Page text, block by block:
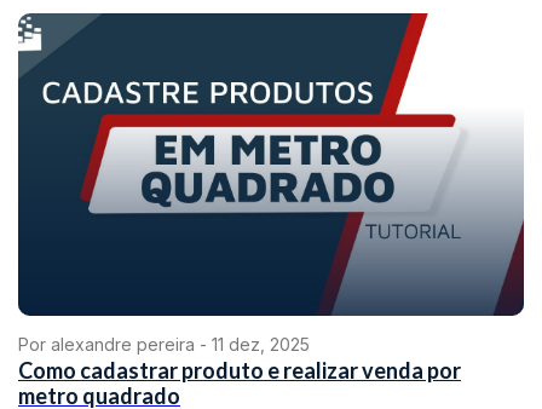
Por alexandre pereira - 11 dez, 2025
Como cadastrar produto e realizar venda por
metro quadrado